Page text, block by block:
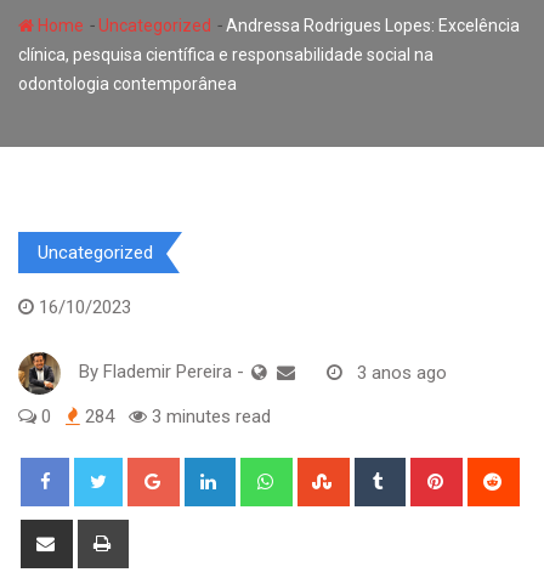
Home - Uncategorized -Andressa Rodrigues Lopes: Excelência
clínica, pesquisa científica e responsabilidade social na
odontologia contemporânea
Uncategorized
16/10/2023
By Flademir Pereira - 3 anos ago
0 284 3 minutes read
Google+ LinkedIn WhatsappStumbleUpon
Tumblr Pinterest
Share